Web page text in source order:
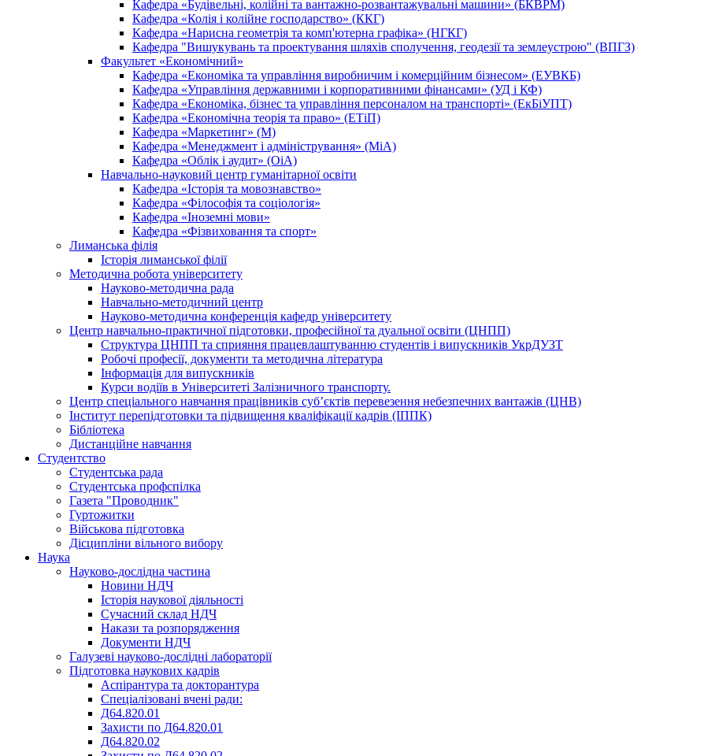
Кафедра «Будівельні, колійні та вантажно-розвантажувальні машини» (БКВРМ)
Кафедра «Колія і колійне господарство» (ККГ)
Кафедра «Нарисна геометрія та комп'ютерна графіка» (НГКГ)
Кафедра "Вишукувань та проектування шляхів сполучення, геодезії та землеустрою" (ВПГЗ)
Факультет «Економічний»
Кафедра «Економіка та управління виробничим і комерційним бізнесом» (ЕУВКБ)
Кафедра «Управління державними і корпоративними фінансами» (УД і КФ)
Кафедра «Економіка, бізнес та управління персоналом на транспорті» (ЕкБіУПТ)
Кафедра «Економічна теорія та право» (ЕТіП)
Кафедра «Маркетинг» (М)
Кафедра «Менеджмент і адміністрування» (МіА)
Кафедра «Облік і аудит» (ОіА)
Навчально-науковий центр гуманітарної освіти
Кафедра «Історія та мовознавство»
Кафедра «Філософія та соціологія»
Кафедра «Іноземні мови»
Кафедра «Фізвиховання та спорт»
Лиманська філія
Історія лиманської філії
Методична робота університету
Науково-методична рада
Навчально-методичний центр
Науково-методична конференція кафедр університету
Центр навчально-практичної підготовки, професійної та дуальної освіти (ЦНПП)
Структура ЦНПП та сприяння працевлаштуванню студентів і випускників УкрДУЗТ
Робочі професії, документи та методична література
Інформація для випускників
Курси водіїв в Університеті Залізничного транспорту.
Центр спеціального навчання працівників суб’єктів перевезення небезпечних вантажів (ЦНВ)
Інститут перепідготовки та підвищення кваліфікації кадрів (ІППК)
Бібліотека
Дистанційне навчання
Студентство
Студентська рада
Студентська профспілка
Газета "Проводник"
Гуртожитки
Військова підготовка
Дісципліни вільного вибору
Наука
Науково-дослідна частина
Новини НДЧ
Історія наукової діяльності
Сучасний склад НДЧ
Накази та розпорядження
Документи НДЧ
Галузеві науково-дослідні лабораторії
Підготовка наукових кадрів
Аспірантура та докторантура
Спеціалізовані вчені ради:
Д64.820.01
Захисти по Д64.820.01
Д64.820.02